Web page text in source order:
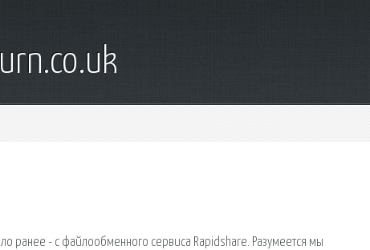
ранее - с файлообменного сервиса Rapidshare. Разумеется мы